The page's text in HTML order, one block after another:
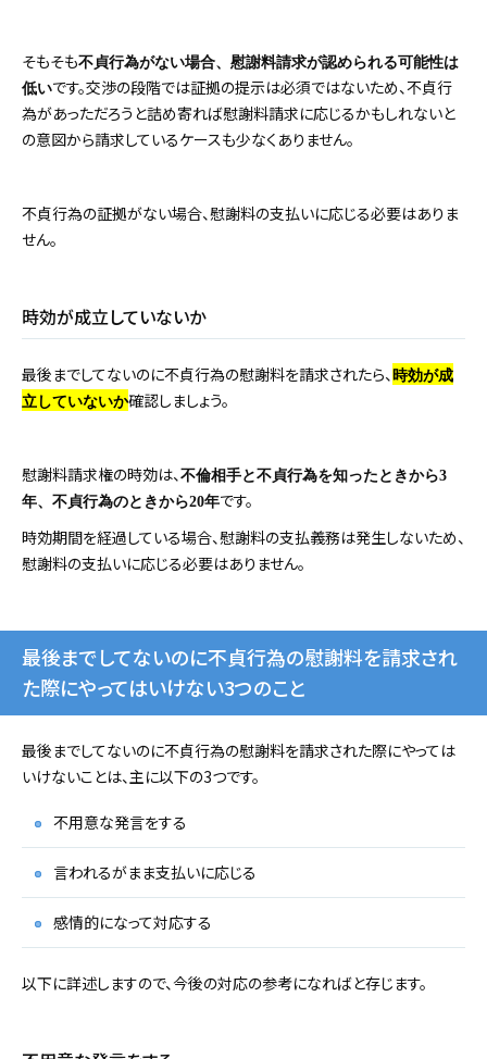
そもそも不貞行為がない場合、慰謝料請求が認められる可能性は
低いです。交渉の段階では証拠の提示は必須ではないため、不貞行
為があっただろうと詰め寄れば慰謝料請求に応じるかもしれないと
の意図から請求しているケースも少なくありません。
不貞行為の証拠がない場合、慰謝料の支払いに応じる必要はありま
せん。
時効が成立していないか
最後までしてないのに不貞行為の慰謝料を請求されたら、 時効が成
立していないか確認しましょう。
慰謝料請求権の時効は、不倫相手と不貞行為を知ったときから3
年、不貞行為のときから20年です。
時効期間を経過している場合、慰謝料の支払義務は発生しないため、
慰謝料の支払いに応じる必要はありません。
最後までしてないのに不貞行為の慰謝料を請求され
た際にやってはいけない3つのこと
最後までしてないのに不貞行為の慰謝料を請求された際にやっては
いけないことは、主に以下の3つです。
不用意な発言をする
言われるがまま支払いに応じる
感情的になって対応する
以下に詳述しますので、今後の対応の参考になればと存じます。